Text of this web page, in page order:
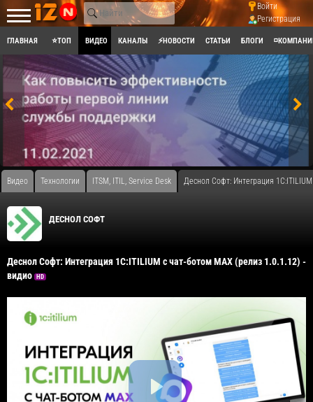
Войти
Регистрация
ГЛАВНАЯ ⭐ТОП ВИДЕО КАНАЛЫ ⚡НОВОСТИ СТАТЬИ БЛОГИ
Видео Технологии ITSM, ITIL, Service Desk Деснол Со​фт: Интеграция
ДЕСНОЛ СОФТ
Деснол Со​фт: Интеграция 1C:ITILIUM с чат-ботом MАХ (релиз 1.0.1.12) -
видио
HD